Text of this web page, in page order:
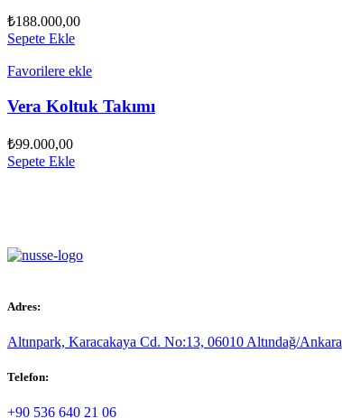
₺188.000,00
Sepete Ekle
Favorilere ekle
Vera Koltuk Takımı
₺99.000,00
Sepete Ekle
Adres:
Altınpark, Karacakaya Cd. No:13, 06010 Altındağ/Ankara
Telefon:
+90 536 640 21 06